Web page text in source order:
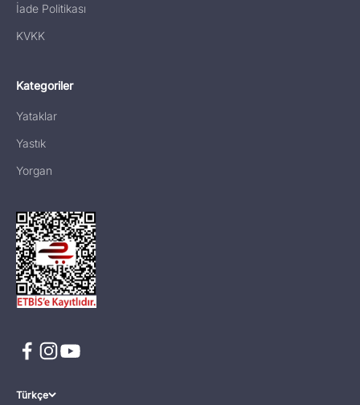
İade Politikası
KVKK
Kategoriler
Yataklar
Yastık
Yorgan
Türkçe